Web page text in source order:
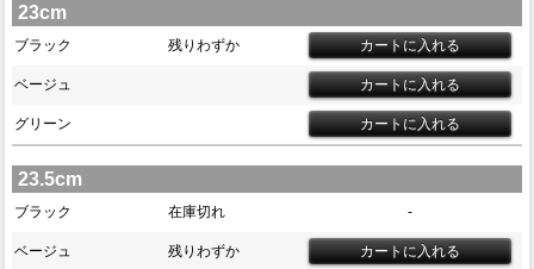
23cm
ブラック 残りわずか
ベージュ
グリーン
23.5cm
ブラック 在庫切れ -
ベージュ 残りわずか